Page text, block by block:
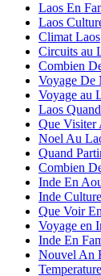
Laos En
Laos
Climat Laos
Circuits au
Combien
Voyage De
Voyage au
Laos
Que Visiter
Noel Au
Quand
Combien
Inde En
Inde Culture
Que Voir
Voyage en
Inde En
Nouvel An